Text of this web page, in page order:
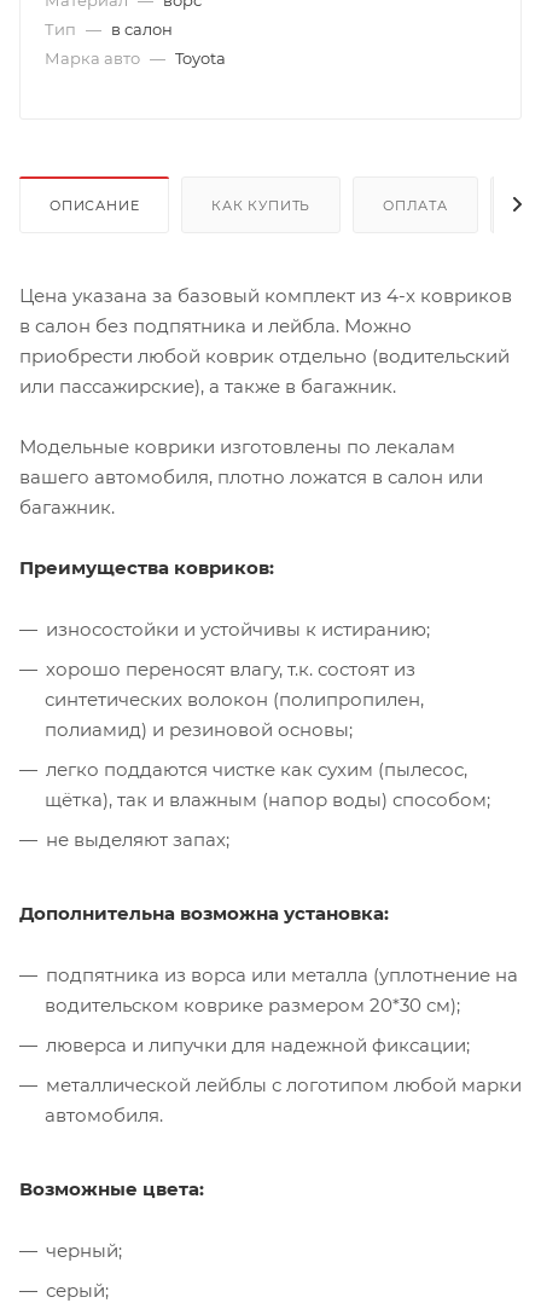
Тип — в салон
Марка авто — Toyota
ОПИСАНИЕ КАК КУПИТЬ ОПЛАТА
Цена указана за базовый комплект из 4-х ковриков
в салон без подпятника и лейбла. Можно
приобрести любой коврик отдельно (водительский
или пассажирские), а также в багажник.
Модельные коврики изготовлены по лекалам
вашего автомобиля, плотно ложатся в салон или
багажник.
Преимущества ковриков:
износостойки и устойчивы к истиранию;
хорошо переносят влагу, т.к. состоят из
синтетических волокон (полипропилен,
полиамид) и резиновой основы;
легко поддаются чистке как сухим (пылесос,
щётка), так и влажным (напор воды) способом;
не выделяют запах;
Дополнительна возможна установка:
подпятника из ворса или металла (уплотнение на
водительском коврике размером 20*30 см);
люверса и липучки для надежной фиксации;
металлической лейблы с логотипом любой марки
автомобиля.
Возможные цвета:
черный;
серый;